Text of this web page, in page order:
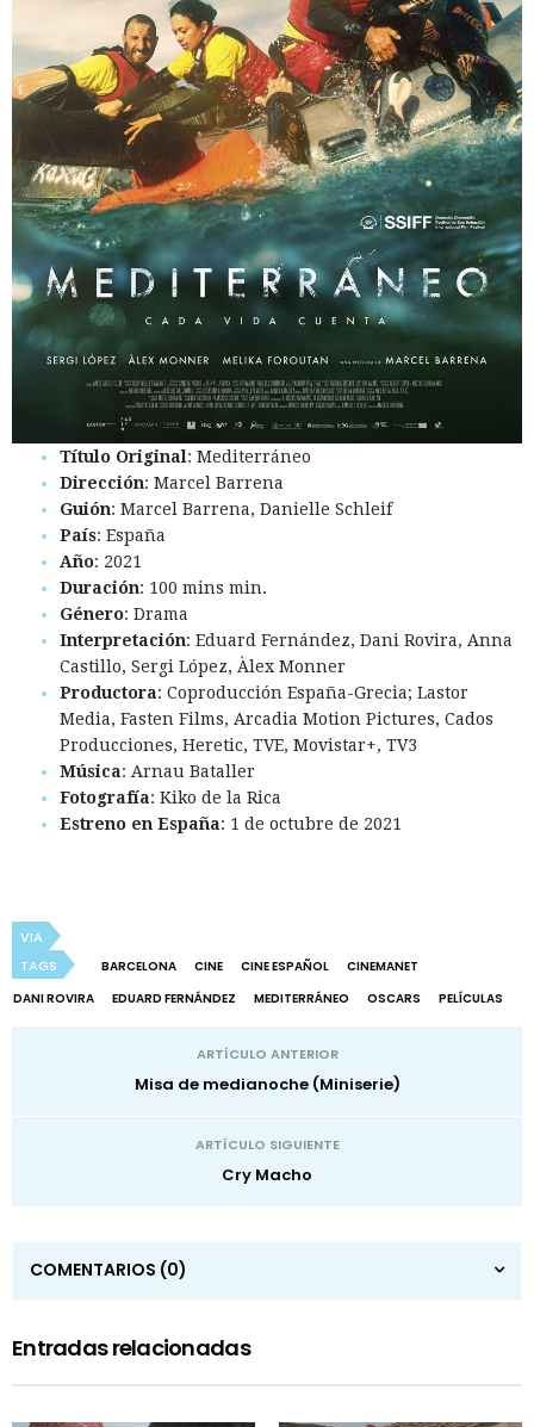
Título Original: Mediterráneo
Dirección: Marcel Barrena
Guión: Marcel Barrena, Danielle Schleif
País: España
Año: 2021
Duración: 100 mins min.
Género: Drama
Interpretación: Eduard Fernández, Dani Rovira, Anna
Castillo, Sergi López, Àlex Monner
Productora: Coproducción España-Grecia; Lastor
Media, Fasten Films, Arcadia Motion Pictures, Cados
Producciones, Heretic, TVE, Movistar+, TV3
Música: Arnau Bataller
Fotografía: Kiko de la Rica
Estreno en España: 1 de octubre de 2021
VIA
TAGS
BARCELONA CINE CINE ESPAÑOL
CINEMANET
DANI ROVIRA
EDUARD FERNÁNDEZ MEDITERRÁNEO OSCARS PELÍCULAS
ARTÍCULO ANTERIOR
Misa de medianoche (Miniserie)
ARTÍCULO SIGUIENTE
Cry Macho
COMENTARIOS (0)
Entradas relacionadas